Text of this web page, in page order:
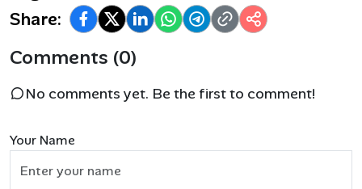
Share:
Comments (0)
No comments yet. Be the first to comment!
Your Name